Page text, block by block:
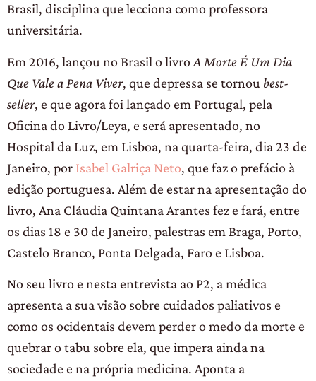
Brasil, disciplina que lecciona como professora
universitária.
Em 2016, lançou no Brasil o livro A Morte É Um Dia
Que Vale a Pena Viver, que depressa se tornou best-
seller, e que agora foi lançado em Portugal, pela
Oficina do Livro/Leya, e será apresentado, no
Hospital da Luz, em Lisboa, na quarta-feira, dia 23 de
Janeiro, por Isabel Galriça Neto, que faz o prefácio à
edição portuguesa. Além de estar na apresentação do
livro, Ana Cláudia Quintana Arantes fez e fará, entre
os dias 18 e 30 de Janeiro, palestras em Braga, Porto,
Castelo Branco, Ponta Delgada, Faro e Lisboa.
No seu livro e nesta entrevista ao P2, a médica
apresenta a sua visão sobre cuidados paliativos e
como os ocidentais devem perder o medo da morte e
quebrar o tabu sobre ela, que impera ainda na
sociedade e na própria medicina. Aponta a